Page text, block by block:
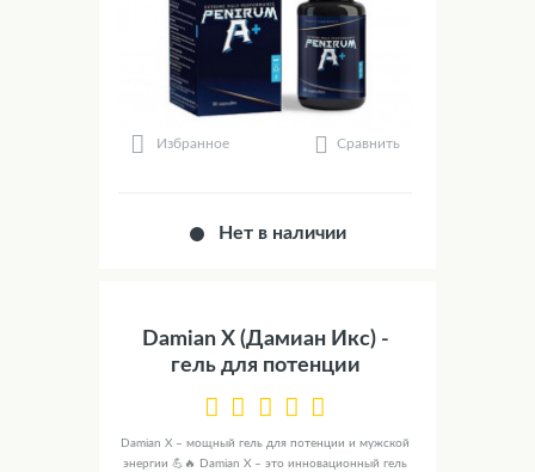
Избранное Сравнить
Нет в наличии
Damian X (Дамиан Икс) -
гель для потенции
Damian X – мощный гель для потенции и мужской
энергии 💪🔥 Damian X – это инновационный гель